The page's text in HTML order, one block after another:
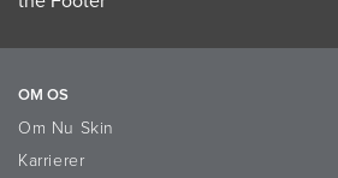
OM OS
Om Nu Skin
Karrierer